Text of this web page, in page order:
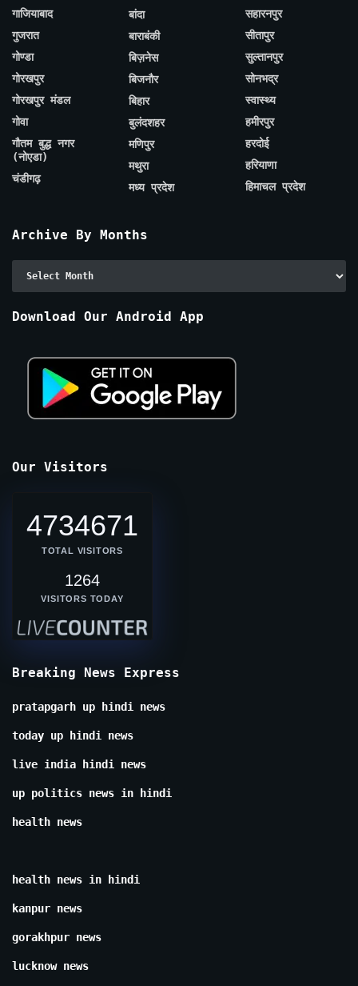
गाजियाबाद
गुजरात
गोण्डा
गोरखपुर
गोरखपुर मंडल
गोवा
गौतम बुद्ध नगर
(नोएडा)
चंडीगढ़
बांदा
बाराबंकी
बिज़नेस
बिजनौर
बिहार
बुलंदशहर
मणिपुर
मथुरा
मध्य प्रदेश
सहारनपुर
सीतापुर
सुल्तानपुर
सोनभद्र
स्वास्थ्य
हमीरपुर
हरदोई
हरियाणा
हिमाचल प्रदेश
Archive By Months
Download Our Android App
Our Visitors
4734671
TOTAL VISITORS
1264
VISITORS TODAY
Breaking News Express
pratapgarh up hindi news
today up hindi news
live india hindi news
up politics news in hindi
health news
health news in hindi
kanpur news
gorakhpur news
lucknow news